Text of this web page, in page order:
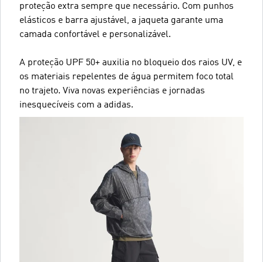
proteção extra sempre que necessário. Com punhos
elásticos e barra ajustável, a jaqueta garante uma
camada confortável e personalizável.
A proteção UPF 50+ auxilia no bloqueio dos raios UV, e
os materiais repelentes de água permitem foco total
no trajeto. Viva novas experiências e jornadas
inesquecíveis com a adidas.